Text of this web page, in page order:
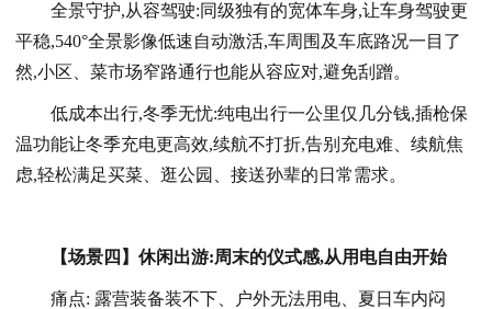
全景守护,从容驾驶:同级独有的宽体车身,让车身驾驶更
平稳,540°全景影像低速自动激活,车周围及车底路况一目了
然,小区、菜市场窄路通行也能从容应对,避免刮蹭。
低成本出行,冬季无忧:纯电出行一公里仅几分钱,插枪保
温功能让冬季充电更高效,续航不打折,告别充电难、续航焦
虑,轻松满足买菜、逛公园、接送孙辈的日常需求。
【场景四】休闲出游:周末的仪式感,从用电自由开始
痛点: 露营装备装不下、户外无法用电、夏日车内闷